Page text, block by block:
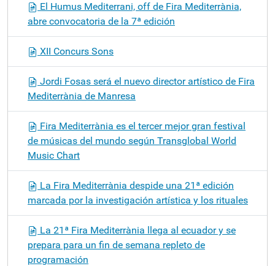
El Humus Mediterrani, off de Fira Mediterrània,
abre convocatoria de la 7ª edición
XII Concurs Sons
Jordi Fosas será el nuevo director artístico de Fira
Mediterrània de Manresa
Fira Mediterrània es el tercer mejor gran festival
de músicas del mundo según Transglobal World
Music Chart
La Fira Mediterrània despide una 21ª edición
marcada por la investigación artística y los rituales
La 21ª Fira Mediterrània llega al ecuador y se
prepara para un fin de semana repleto de
programación